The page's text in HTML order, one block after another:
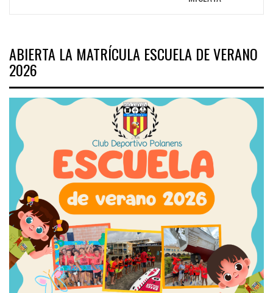
ABIERTA LA MATRÍCULA ESCUELA DE VERANO
2026